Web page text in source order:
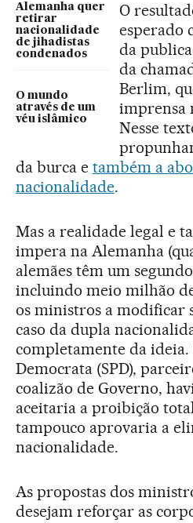
Alemanha quer
retirar
nacionalidade
de jihadistas
condenados
O mundo
através de um
véu islâmico
O
esperado
da
da
Berlim,
imprensa
Nesse
da burca e também a
nacionalidade.
Mas a realidade legal e
impera na Alemanha
alemães têm um
incluindo meio milhão
os ministros a modificar
caso da dupla
completamente da ideia.
Democrata (SPD),
coalizão de Governo,
aceitaria a proibição
tampouco aprovaria a
nacionalidade.
As propostas dos
desejam reforçar as